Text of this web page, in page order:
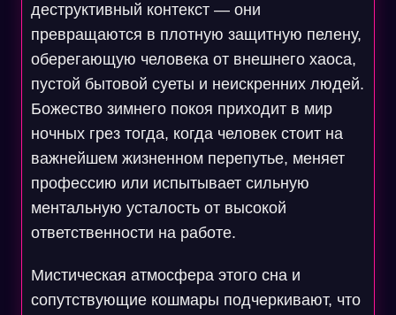
деструктивный контекст — они
превращаются в плотную защитную пелену,
оберегающую человека от внешнего хаоса,
пустой бытовой суеты и неискренних людей.
Божество зимнего покоя приходит в мир
ночных грез тогда, когда человек стоит на
важнейшем жизненном перепутье, меняет
профессию или испытывает сильную
ментальную усталость от высокой
ответственности на работе.
Мистическая атмосфера этого сна и
сопутствующие кошмары подчеркивают, что